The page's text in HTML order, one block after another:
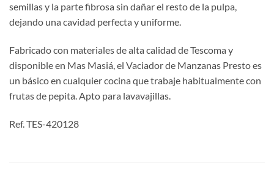
semillas y la parte fibrosa sin dañar el resto de la pulpa,
dejando una cavidad perfecta y uniforme.
Fabricado con materiales de alta calidad de Tescoma y
disponible en Mas Masiá, el Vaciador de Manzanas Presto es
un básico en cualquier cocina que trabaje habitualmente con
frutas de pepita. Apto para lavavajillas.
Ref. TES-420128